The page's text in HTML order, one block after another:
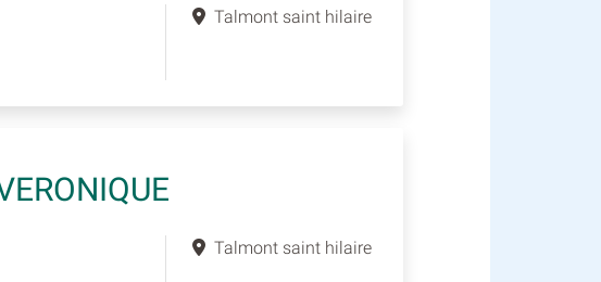
Talmont saint hilaire
Talmont saint hilaire